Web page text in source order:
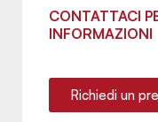
CONTATTACI
INFORMAZIONI
Richiedi un